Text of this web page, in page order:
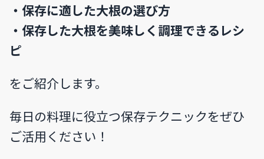
・保存に適した大根の選び方
・保存した大根を美味しく調理できるレシ
ピ
をご紹介します。
毎日の料理に役立つ保存テクニックをぜひ
ご活用ください！